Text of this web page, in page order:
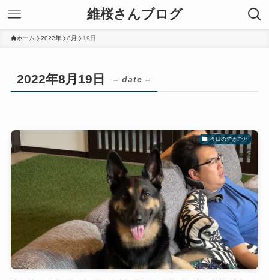
維桜さんブログ
ホーム 2022年 8月 19日
2022年8月19日 – date –
今日のできごと